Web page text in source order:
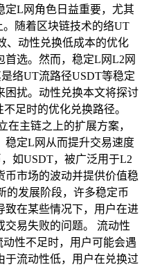
定L网角色日益重要，尤其
。随着区块链技术的络UT
、动性兑换低成本的优化
首选。然而，稳定L网L2网
络UT流路径USDT等稳定
困扰。动性兑换本文将探讨
足时的优化兑换路径。
在主链之上的扩展方案，
稳定L网从而提升交易速度
如USDT，被广泛用于L2
币市场的波动并提供价值稳
的发展阶段，许多稳定币
致在某些情况下，用户在进
交易失败的问题。 流动性
性不足时，用户可能会遇
于流动性低，用户在兑换过